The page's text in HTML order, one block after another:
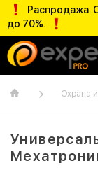
Распродажа.
до 70%.
Охрана